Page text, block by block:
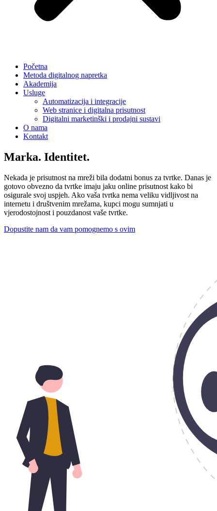
Početna
Metoda digitalnog napretka
Akademija
Usluge
Automatizacija i integracije
Web stranice i digitalna prisutnost
Digitalni marketinški i prodajni sustavi
O nama
Kontakt
Marka. Identitet.
Nekada je prisutnost na mreži bila dodatni bonus za tvrtke. Danas je
gotovo obvezno da tvrtke imaju jaku online prisutnost kako bi
osigurale svoj uspjeh. Ako vaša tvrtka nema veliku vidljivost na
internetu i društvenim mrežama, kupci mogu sumnjati u
vjerodostojnost i pouzdanost vaše tvrtke.
Dopustite nam da vam pomognemo s ovim